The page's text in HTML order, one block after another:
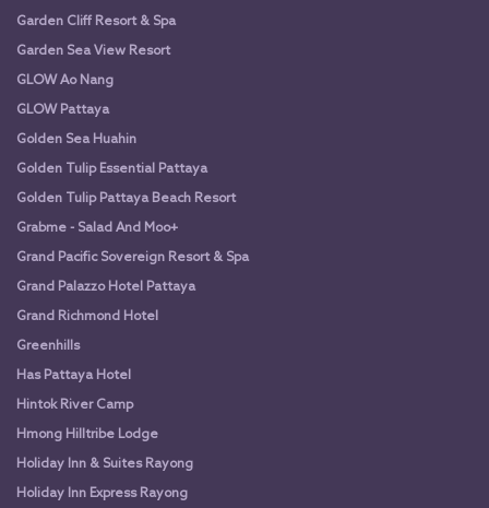
Garden Cliff Resort & Spa
Garden Sea View Resort
GLOW Ao Nang
GLOW Pattaya
Golden Sea Huahin
Golden Tulip Essential Pattaya
Golden Tulip Pattaya Beach Resort
Grabme - Salad And Moo+
Grand Pacific Sovereign Resort & Spa
Grand Palazzo Hotel Pattaya
Grand Richmond Hotel
Greenhills
Has Pattaya Hotel
Hintok River Camp
Hmong Hilltribe Lodge
Holiday Inn & Suites Rayong
Holiday Inn Express Rayong